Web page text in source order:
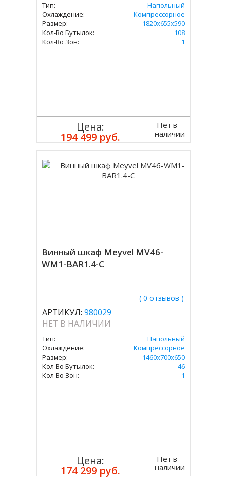
Тип:
Напольный
Охлаждение:
Компрессорное
Размер:
1820х655х590
Кол-Во Бутылок:
108
Кол-Во Зон:
1
Цена:
194 499 руб.
Нет в
наличии
Винный шкаф Meyvel MV46-
WM1-BAR1.4-C
( 0 отзывов )
АРТИКУЛ: 980029
НЕТ В НАЛИЧИИ
Тип:
Напольный
Охлаждение:
Компрессорное
Размер:
1460х700х650
Кол-Во Бутылок:
46
Кол-Во Зон:
1
Цена:
174 299 руб.
Нет в
наличии